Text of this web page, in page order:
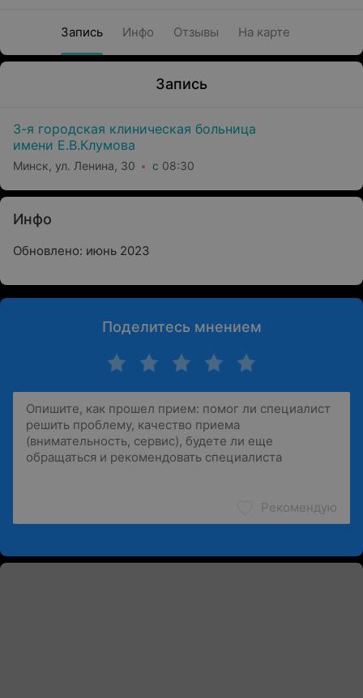
Запись Инфо Отзывы На карте
Запись
3-я городская клиническая больница
имени Е.В.Клумова
Минск, ул. Ленина, 30 с 08:30
Инфо
Обновлено: июнь 2023
Поделитесь мнением
Рекомендую